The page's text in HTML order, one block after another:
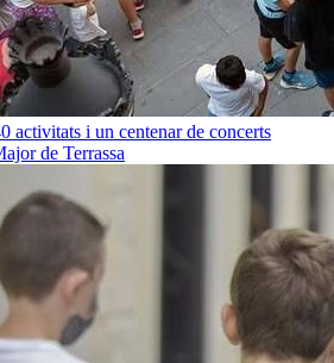
activitats i un centenar de concerts
de Terrassa